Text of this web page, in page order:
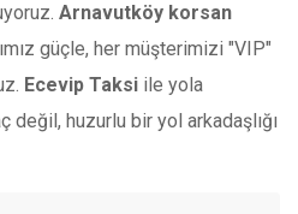
Arnavutköy korsan
güçle, her müşterimizi "VIP"
Ecevip Taksi ile yola
değil, huzurlu bir yol arkadaşlığı